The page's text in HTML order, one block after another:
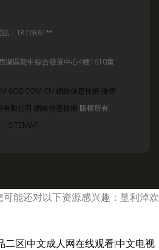
話：1876861**
湖區龍申綜合發展中心4幢1610室
M.6GO.COM.CN 網絡信息技術 優管
限公司 網絡信息技術 版權所有
SITEMAP
能还对以下资源感兴趣：垦利淖欢
二区|中文成人网在线观看|中文电视